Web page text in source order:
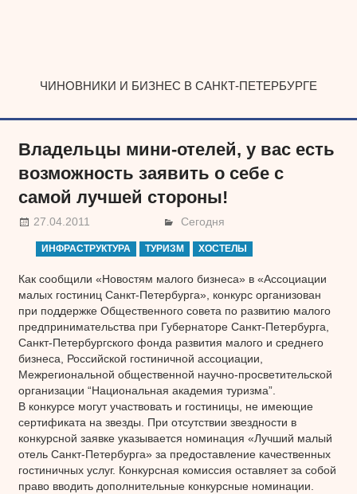
ЧИНОВНИКИ И БИЗНЕС В САНКТ-ПЕТЕРБУРГЕ
Владельцы мини-отелей, у вас есть
возможность заявить о себе с
самой лучшей стороны!
27.04.2011 Сегодня
ИНФРАСТРУКТУРА ТУРИЗМ ХОСТЕЛЫ
Как сообщили «Новостям малого бизнеса» в «Ассоциации
малых гостиниц Санкт-Петербурга», конкурс организован
при поддержке Общественного совета по развитию малого
предпринимательства при Губернаторе Санкт-Петербурга,
Санкт-Петербургского фонда развития малого и среднего
бизнеса, Российской гостиничной ассоциации,
Межрегиональной общественной научно-просветительской
организации “Национальная академия туризма”.
В конкурсе могут участвовать и гостиницы, не имеющие
сертификата на звезды. При отсутствии звездности в
конкурсной заявке указывается номинация «Лучший малый
отель Санкт-Петербурга» за предоставление качественных
гостиничных услуг. Конкурсная комиссия оставляет за собой
право вводить дополнительные конкурсные номинации.